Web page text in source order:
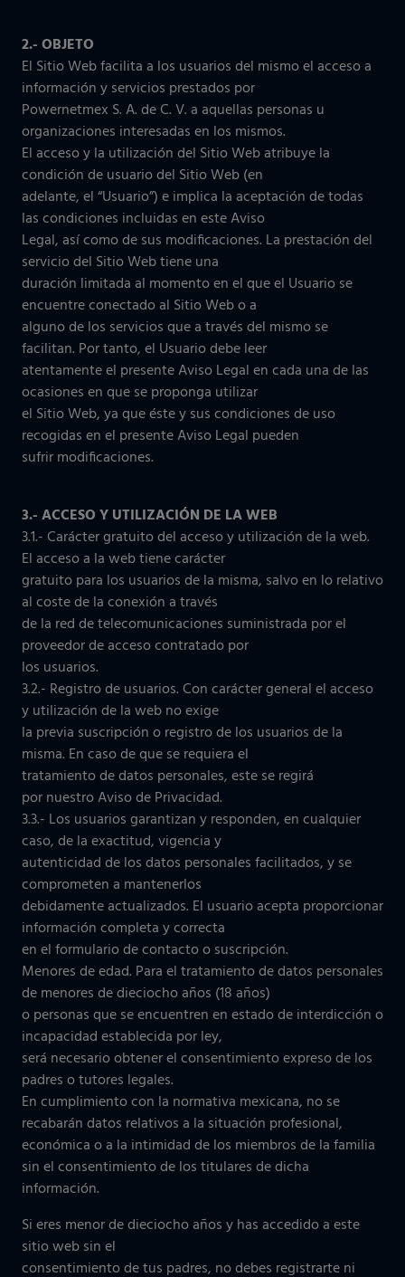
2.- OBJETO
El Sitio Web facilita a los usuarios del mismo el acceso a
información y servicios prestados por
Powernetmex S. A. de C. V. a aquellas personas u
organizaciones interesadas en los mismos.
El acceso y la utilización del Sitio Web atribuye la
condición de usuario del Sitio Web (en
adelante, el “Usuario”) e implica la aceptación de todas
las condiciones incluidas en este Aviso
Legal, así como de sus modificaciones. La prestación del
servicio del Sitio Web tiene una
duración limitada al momento en el que el Usuario se
encuentre conectado al Sitio Web o a
alguno de los servicios que a través del mismo se
facilitan. Por tanto, el Usuario debe leer
atentamente el presente Aviso Legal en cada una de las
ocasiones en que se proponga utilizar
el Sitio Web, ya que éste y sus condiciones de uso
recogidas en el presente Aviso Legal pueden
sufrir modificaciones.
3.- ACCESO Y UTILIZACIÓN DE LA WEB
3.1.- Carácter gratuito del acceso y utilización de la web.
El acceso a la web tiene carácter
gratuito para los usuarios de la misma, salvo en lo relativo
al coste de la conexión a través
de la red de telecomunicaciones suministrada por el
proveedor de acceso contratado por
los usuarios.
3.2.- Registro de usuarios. Con carácter general el acceso
y utilización de la web no exige
la previa suscripción o registro de los usuarios de la
misma. En caso de que se requiera el
tratamiento de datos personales, este se regirá
por nuestro Aviso de Privacidad.
3.3.- Los usuarios garantizan y responden, en cualquier
caso, de la exactitud, vigencia y
autenticidad de los datos personales facilitados, y se
comprometen a mantenerlos
debidamente actualizados. El usuario acepta proporcionar
información completa y correcta
en el formulario de contacto o suscripción.
Menores de edad. Para el tratamiento de datos personales
de menores de dieciocho años (18 años)
o personas que se encuentren en estado de interdicción o
incapacidad establecida por ley,
será necesario obtener el consentimiento expreso de los
padres o tutores legales.
En cumplimiento con la normativa mexicana, no se
recabarán datos relativos a la situación profesional,
económica o a la intimidad de los miembros de la familia
sin el consentimiento de los titulares de dicha
información.
Si eres menor de dieciocho años y has accedido a este
sitio web sin el
consentimiento de tus padres, no debes registrarte ni